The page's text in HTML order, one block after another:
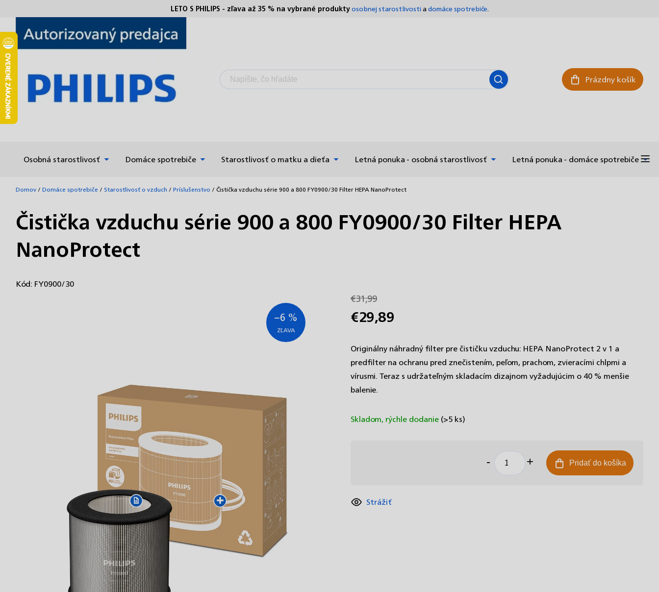
obsah
LETO S PHILIPS - zľava až 35 % na vybrané produktyosobnej starostlivostiadomáce spotrebiče.
Nákupný košík
Prázdny košík
Osobná starostlivosť Domáce spotrebiče Starostlivosť o matku a dieťa Letná ponuka - osobná starostlivosť Letná ponuka - domáce spotrebiče
Domov/Domáce spotrebiče / Starostlivosť o vzduch /Príslušenstvo /Čistička vzduchu série 900 a 800 FY0900/30 Filter HEPA NanoProtect
Čistička vzduchu série 900 a 800 FY0900/30 Filter HEPA
NanoProtect
Kód: FY0900/30
–6 %
€31,99
€29,89
cena:
Skladom, rýchle dodanie(>5 ks)
Pridať do košíka
Originálny náhradný filter pre čističku vzduchu: HEPA NanoProtect 2 v 1 a
predfilter na ochranu pred znečistením, peľom, prachom, zvieracími chlpmi a
vírusmi. Teraz s udržateľným skladacím dizajnom vyžadujúcim o 40 % menšie
balenie.
Strážiť